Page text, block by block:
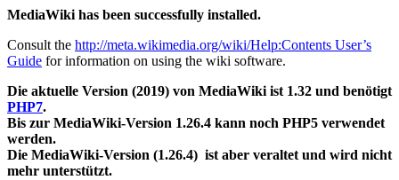
MediaWiki has been successfully installed.
Consult the http://meta.wikimedia.org/wiki/Help:Contents User’s
Guide for information on using the wiki software.
Die aktuelle Version (2019) von MediaWiki ist 1.32 und benötigt
PHP7.
Bis zur MediaWiki-Version 1.26.4 kann noch PHP5 verwendet
werden.
Die MediaWiki-Version (1.26.4) ist aber veraltet und wird nicht
mehr unterstützt.